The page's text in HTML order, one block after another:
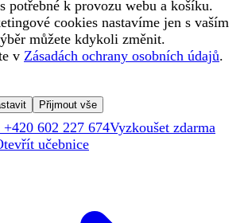
potřebné k provozu webu a košíku.
cookies nastavíme jen s vaším
můžete kdykoli změnit.
v Zásadách ochrany osobních údajů.
Přijmout vše
602 227 674Vyzkoušet zdarma
učebnice